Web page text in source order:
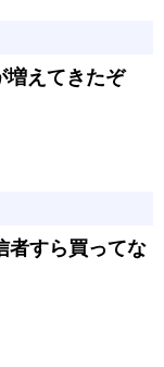
増えてきたぞ
者すら買ってな